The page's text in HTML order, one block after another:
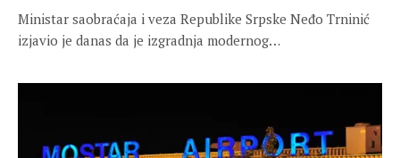
Ministar saobraćaja i veza Republike Srpske Neđo Trninić
izjavio je danas da je izgradnja modernog…